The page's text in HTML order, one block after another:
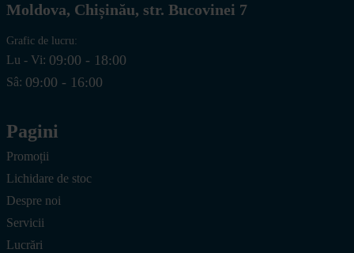
Moldova, Chișinău, str. Bucovinei 7
Grafic de lucru:
Lu - Vi: 09:00 - 18:00
Sâ: 09:00 - 16:00
Pagini
Promoții
Lichidare de stoc
Despre noi
Servicii
Lucrări